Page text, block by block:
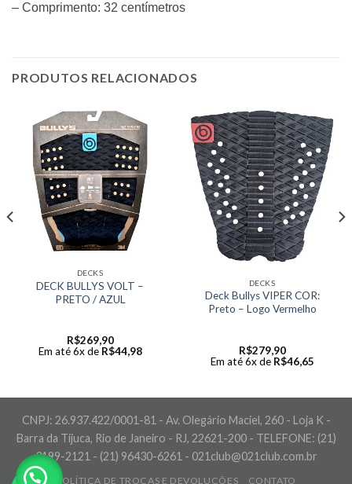
– Comprimento: 32 centímetros
PRODUTOS RELACIONADOS
DECKS
DECK BULLYS VOLT –
PRETO / AZUL
R$269,90
Em até 6x de R$44,98
DECKS
Deck Bullys VIPER COR:
Preto – Logo Vermelho
R$279,90
Em até 6x de R$46,65
CNPJ: 26.937.422/0001-81 - Av. Olegário Maciel, 260 - Loja K -
Barra da Tijuca, Rio de Janeiro - RJ, 22621-200 - TELEFONE: (21)
3199-2121 - (21) 96430-6261 - 021club@021club.com.br
POLÍTICA DE TROCAS E DEVOLUÇÕES CONTATO